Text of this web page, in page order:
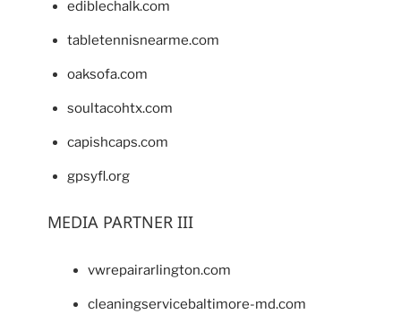
ediblechalk.com
tabletennisnearme.com
oaksofa.com
soultacohtx.com
capishcaps.com
gpsyfl.org
MEDIA PARTNER III
vwrepairarlington.com
cleaningservicebaltimore-md.com